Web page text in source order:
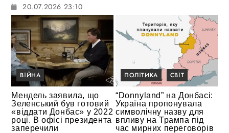
20.07.2026 23:10
ВІЙНА
Мендель заявила, що
Зеленський був готовий
«віддати Донбас» у 2022
році. В офісі президента
заперечили
ПОЛІТИКА СВІТ
“Donnyland” на Донбасі:
Україна пропонувала
символічну назву для
впливу на Трампа під
час мирних переговорів